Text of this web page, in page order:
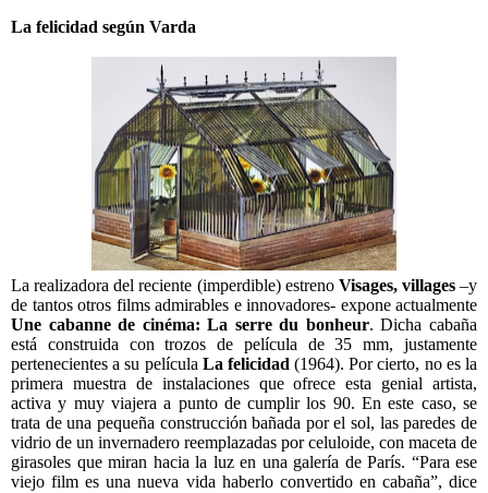
La felicidad según Varda
La realizadora del reciente (imperdible) estreno Visages, villages–y
de tantos otros films admirables e innovadores- expone actualmente
Une cabanne de cinéma: La serre du bonheur. Dicha cabaña
está construida con trozos de película de 35 mm, justamente
pertenecientes a su película La felicidad(1964). Por cierto, no es la
primera muestra de instalaciones que ofrece esta genial artista,
activa y muy viajera a punto de cumplir los 90. En este caso, se
trata de una pequeña construcción bañada por el sol, las paredes de
vidrio de un invernadero reemplazadas por celuloide, con maceta de
girasoles que miran hacia la luz en una galería de París. “Para ese
viejo film es una nueva vida haberlo convertido en cabaña”, dice